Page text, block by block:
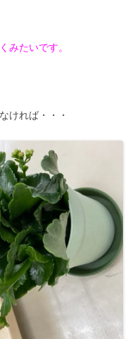
みたいです。
ければ・・・